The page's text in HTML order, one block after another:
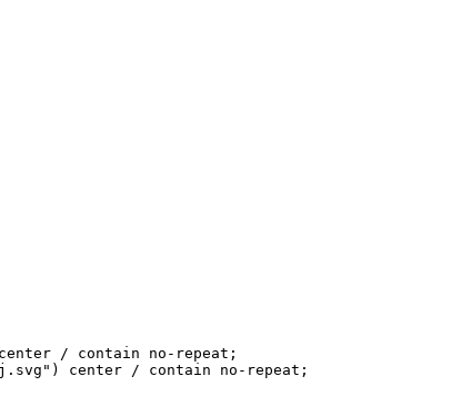
/ contain no-repeat;
center / contain no-repeat;